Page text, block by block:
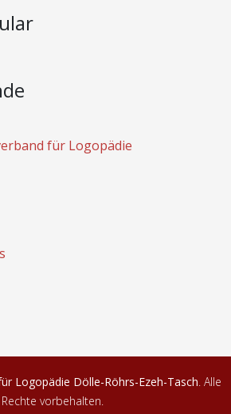
für Logopädie
Logopädie Dölle-Röhrs-Ezeh-Tasch. Alle
Rechte vorbehalten.